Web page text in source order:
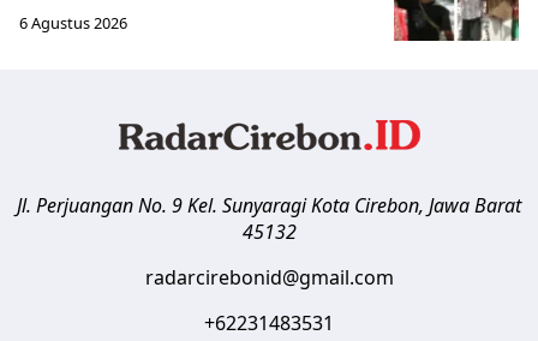
6 Agustus 2026
Jl. Perjuangan No. 9 Kel. SunyaragiKota Cirebon, Jawa Barat
45132
radarcirebonid@gmail.com
+62231483531